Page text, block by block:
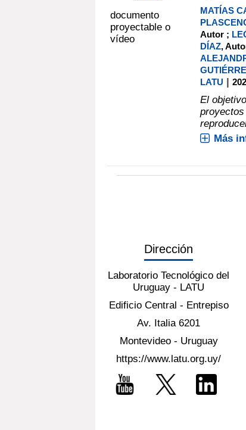
documento
proyectable o
vídeo
MATÍAS
Autor ;
DÍAZ,
LATU |
El
Más
Dirección
Laboratorio Tecnológico del
Uruguay - LATU
Edificio Central - Entrepiso
Av. Italia 6201
Montevideo - Uruguay
https://www.latu.org.uy/